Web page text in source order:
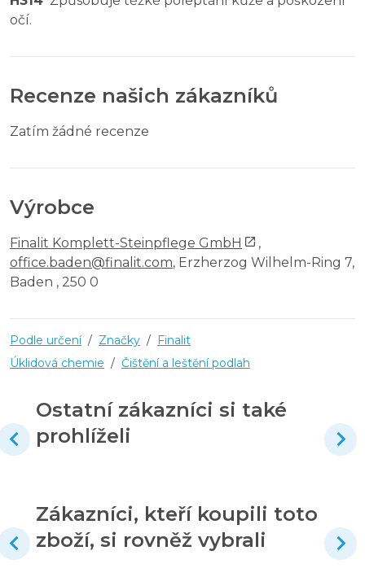
očí.
Recenze našich zákazníků
Zatím žádné recenze
Výrobce
Finalit Komplett-Steinpflege GmbH
,
office.baden@finalit.com, Erzherzog Wilhelm-Ring 7,
Baden , 250 0
Podle určení / Značky / Finalit
Úklidová chemie / Čištění a leštění podlah
Ostatní zákazníci si také
prohlíželi
Zákazníci, kteří koupili toto
zboží, si rovněž vybrali